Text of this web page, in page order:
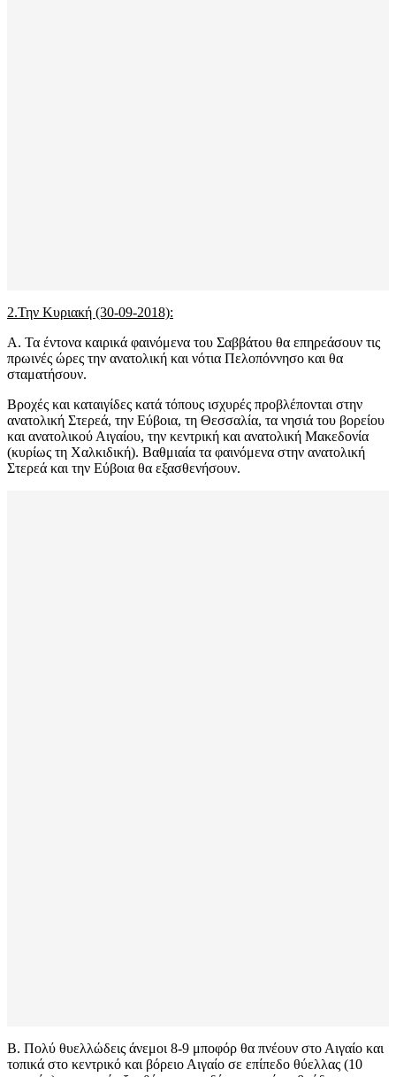
2.Την Κυριακή (30-09-2018):
Α. Τα έντονα καιρικά φαινόμενα του Σαββάτου θα επηρεάσουν τις
πρωινές ώρες την ανατολική και νότια Πελοπόννησο και θα
σταματήσουν.
Βροχές και καταιγίδες κατά τόπους ισχυρές προβλέπονται στην
ανατολική Στερεά, την Εύβοια, τη Θεσσαλία, τα νησιά του βορείου
και ανατολικού Αιγαίου, την κεντρική και ανατολική Μακεδονία
(κυρίως τη Χαλκιδική). Βαθμιαία τα φαινόμενα στην ανατολική
Στερεά και την Εύβοια θα εξασθενήσουν.
Β. Πολύ θυελλώδεις άνεμοι 8-9 μποφόρ θα πνέουν στο Αιγαίο και
τοπικά στο κεντρικό και βόρειο Αιγαίο σε επίπεδο θύελλας (10